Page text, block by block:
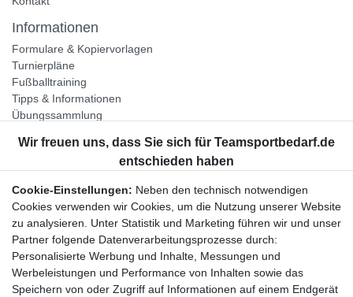
Informationen
Formulare & Kopiervorlagen
Turnierpläne
Fußballtraining
Tipps & Informationen
Übungssammlung
Unternehmen
Widerrufsrecht
Bestellung widerrufen
Datenschutzerklärung
AGB
Impressum
Cookie-Einstellungen: Neben den technisch notwendigen
Cookies verwenden wir Cookies, um die Nutzung unserer Website
zu analysieren. Unter Statistik und Marketing führen wir und unser
Partner folgende Datenverarbeitungsprozesse durch:
Personalisierte Werbung und Inhalte, Messungen und
Werbeleistungen und Performance von Inhalten sowie das
Speichern von oder Zugriff auf Informationen auf einem Endgerät